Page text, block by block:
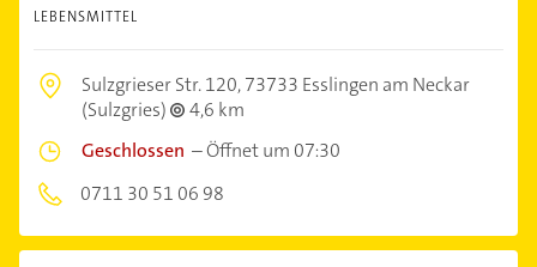
LEBENSMITTEL
Sulzgrieser Str. 120,73733 Esslingen am Neckar
(Sulzgries)
4,6 km
Geschlossen –Öffnet um 07:30
0711 30 51 06 98